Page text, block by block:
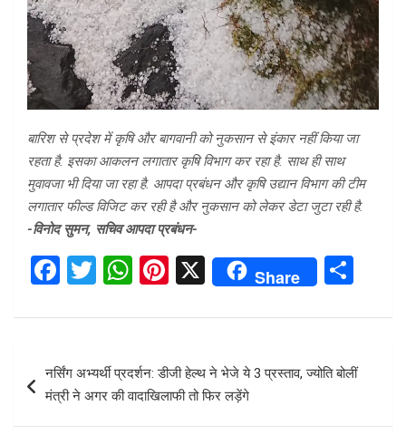
बारिश से प्रदेश में कृषि और बागवानी को नुकसान से इंकार नहीं किया जा
रहता है. इसका आकलन लगातार कृषि विभाग कर रहा है. साथ ही साथ
मुवावजा भी दिया जा रहा है. आपदा प्रबंधन और कृषि उद्यान विभाग की टीम
लगातार फील्ड विजिट कर रही है और नुकसान को लेकर डेटा जुटा रही है.
-विनोद सुमन, सचिव आपदा प्रबंधन-
F
ce
b
o
o
T
tt
er
W
at
s
A
Pi
er
es
t
X Share
ar
navigation
नर्सिंग अभ्यर्थी प्रदर्शन: डीजी हेल्थ ने भेजे ये 3 प्रस्ताव, ज्योति बोलीं
मंत्री ने अगर की वादाखिलाफी तो फिर लड़ेंगे